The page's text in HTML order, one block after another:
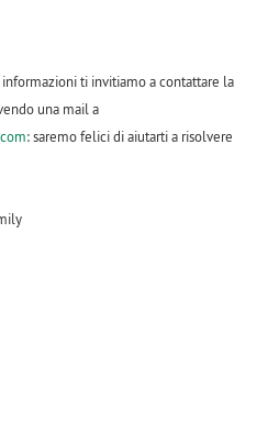
ti invitiamo a contattare la
una mail a
: saremo felici di aiutarti a risolvere